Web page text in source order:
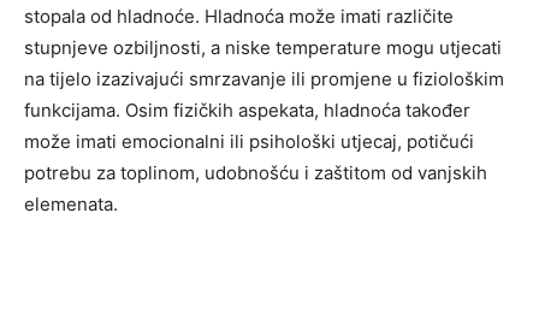
stopala od hladnoće. Hladnoća može imati različite
stupnjeve ozbiljnosti, a niske temperature mogu utjecati
na tijelo izazivajući smrzavanje ili promjene u fiziološkim
funkcijama. Osim fizičkih aspekata, hladnoća također
može imati emocionalni ili psihološki utjecaj, potičući
potrebu za toplinom, udobnošću i zaštitom od vanjskih
elemenata.